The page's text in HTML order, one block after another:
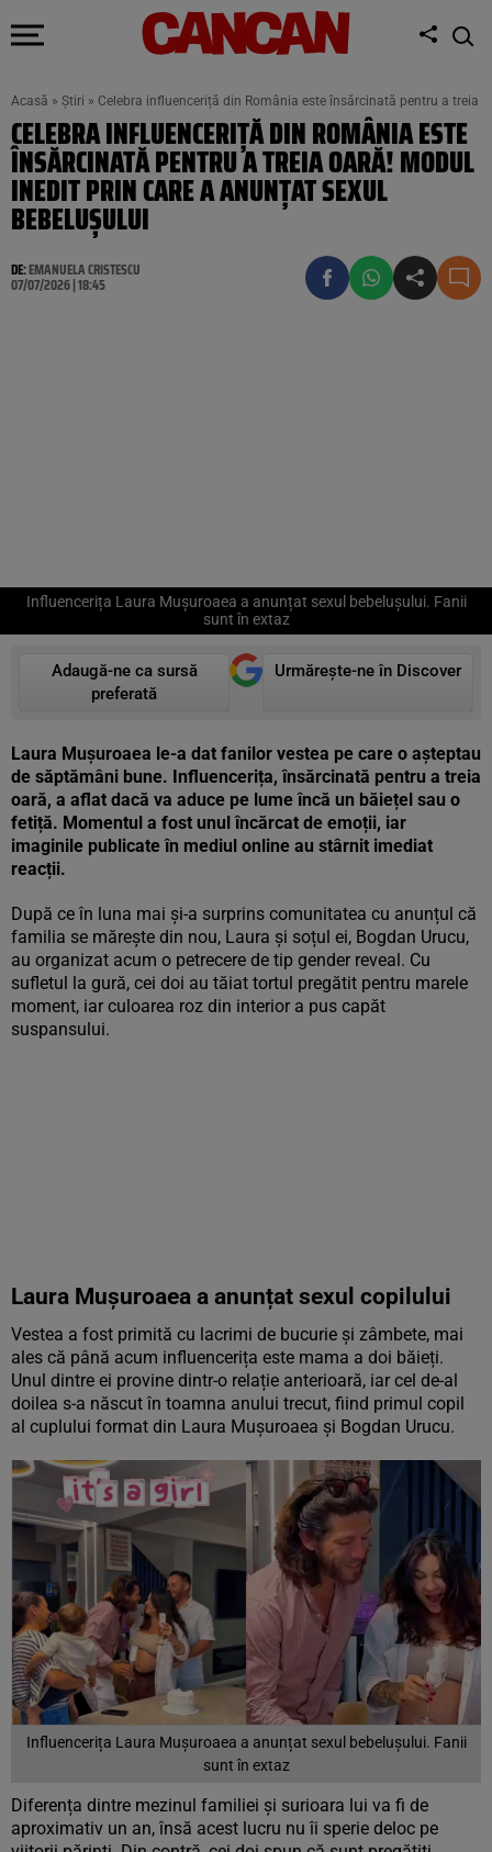
Acasă » Știri » Celebra influenceriță din România este însărcinată pentru a treia
CELEBRA INFLUENCERIȚĂ DIN ROMÂNIA ESTE
ÎNSĂRCINATĂ PENTRU A TREIA OARĂ! MODUL
INEDIT PRIN CARE A ANUNȚAT SEXUL
BEBELUȘULUI
DE:EMANUELA CRISTESCU
07/07/2026 | 18:45
Influencerița Laura Mușuroaea a anunțat sexul bebelușului. Fanii
sunt în extaz
Adaugă-ne ca sursă
preferată
Urmărește-ne în Discover
Laura Mușuroaea le-a dat fanilor vestea pe care o așteptau
de săptămâni bune. Influencerița, însărcinată pentru a treia
oară, a aflat dacă va aduce pe lume încă un băiețel sau o
fetiță. Momentul a fost unul încărcat de emoții, iar
imaginile publicate în mediul online au stârnit imediat
reacții.
După ce în luna mai și-a surprins comunitatea cu anunțul că
familia se mărește din nou, Laura și soțul ei, Bogdan Urucu,
au organizat acum o petrecere de tip gender reveal. Cu
sufletul la gură, cei doi au tăiat tortul pregătit pentru marele
moment, iar culoarea roz din interior a pus capăt
suspansului.
Laura Mușuroaea a anunțat sexul copilului
Vestea a fost primită cu lacrimi de bucurie și zâmbete, mai
ales că până acum influencerița este mama a doi băieți.
Unul dintre ei provine dintr-o relație anterioară, iar cel de-al
doilea s-a născut în toamna anului trecut, fiind primul copil
al cuplului format din Laura Mușuroaea și Bogdan Urucu.
Influencerița Laura Mușuroaea a anunțat sexul bebelușului. Fanii
sunt în extaz
Diferența dintre mezinul familiei și surioara lui va fi de
aproximativ un an, însă acest lucru nu îi sperie deloc pe